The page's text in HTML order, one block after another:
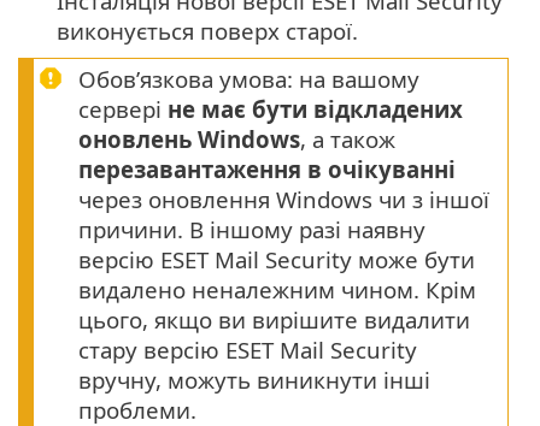
виконується поверх старої.
Обов’язкова умова: на вашому
сервері не має бути відкладених
оновлень Windows, а також
перезавантаження в очікуванні
через оновлення Windows чи з іншої
причини. В іншому разі наявну
версію ESET Mail Security може бути
видалено неналежним чином. Крім
цього, якщо ви вирішите видалити
стару версію ESET Mail Security
вручну, можуть виникнути інші
проблеми.